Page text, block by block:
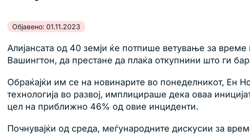
Објавено: 01.11.2023
Алијансата од 40 земји ќе потпише ветување за
Вашингтон, да престане да плаќа откупнини што ги
Обраќајќи им се на новинарите во понеделникот, Ен
технологија во развој, имплицираше дека оваа
цел на приближно 46% од овие инциденти.
Почнувајќи од среда, меѓународните дискусии за